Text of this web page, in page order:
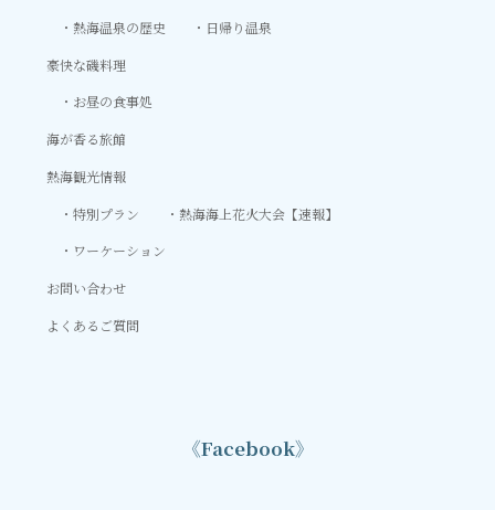
熱海温泉の歴史
日帰り温泉
豪快な磯料理
お昼の食事処
海が香る旅館
熱海観光情報
特別プラン
熱海海上花火大会【速報】
ワーケーション
お問い合わせ
よくあるご質問
《Facebook》